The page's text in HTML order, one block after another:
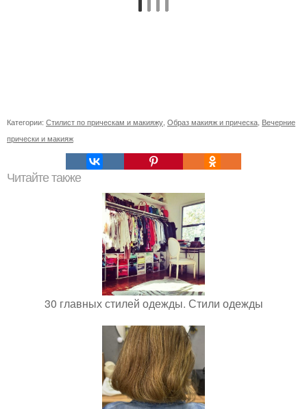
Категории: Стилист по прическам и макияжу Образ макияж и прическа Вечерние
прически и макияж
Читайте также
30 главных стилей одежды. Стили одежды